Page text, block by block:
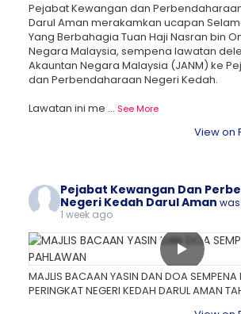
Pejabat Kewangan dan
Darul Aman merakamkan ucapan
Yang Berbahagia Tuan Haji Nasran bin
Negara Malaysia, sempena lawatan
Akauntan Negara Malaysia (JANM) ke
dan Perbendaharaan Negeri Kedah.
Lawatan ini me ... See More
View on
Pejabat Kewangan Dan
Negeri Kedah Darul Amanwas
1 week ago
MAJLIS BACAAN YASIN DAN DOA SEMPENA
PERINGKAT NEGERI KEDAH DARUL AMAN